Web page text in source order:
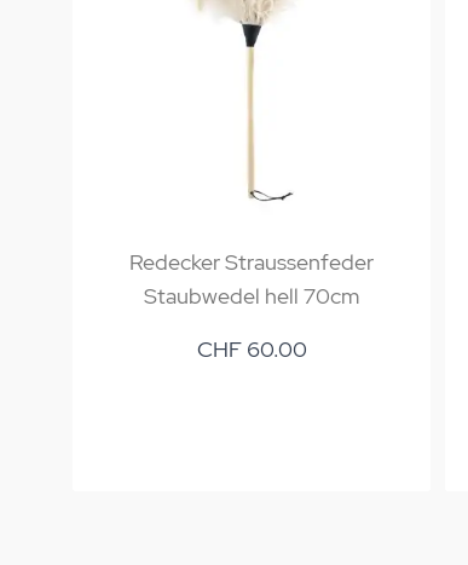
Redecker Straussenfeder
Staubwedel hell 70cm
CHF 60.00